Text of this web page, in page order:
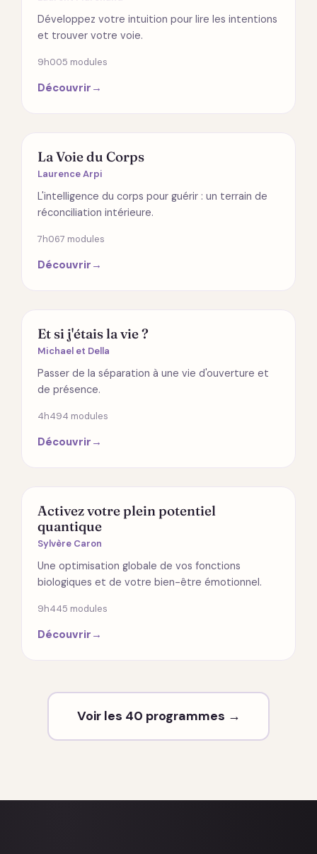
Développez votre intuition pour lire les intentions
et trouver votre voie.
9h005 modules
Découvrir →
ÉMOTIONS
La Voie du Corps
Laurence Arpi
L'intelligence du corps pour guérir : un terrain de
réconciliation intérieure.
7h067 modules
Découvrir →
SPIRITUALITÉ
Et si j'étais la vie ?
Michael et Della
Passer de la séparation à une vie d'ouverture et
de présence.
4h494 modules
Découvrir →
SANTÉ
Activez votre plein potentiel
quantique
Sylvère Caron
Une optimisation globale de vos fonctions
biologiques et de votre bien-être émotionnel.
9h445 modules
Découvrir →
Voir les 40 programmes →